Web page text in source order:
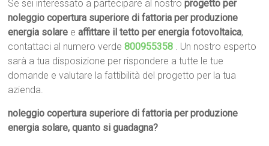
Se sei interessato a partecipare al nostroprogetto per
noleggio copertura superiore di fattoria per produzione
energia solare eaffittare il tetto per energia fotovoltaica,
contattaci al numero verde800955358 . Un nostro esperto
sarà a tua disposizione per rispondere a tutte le tue
domande e valutare la fattibilità del progetto per la tua
azienda.
noleggio copertura superiore di fattoria per produzione
energia solare, quanto si guadagna?